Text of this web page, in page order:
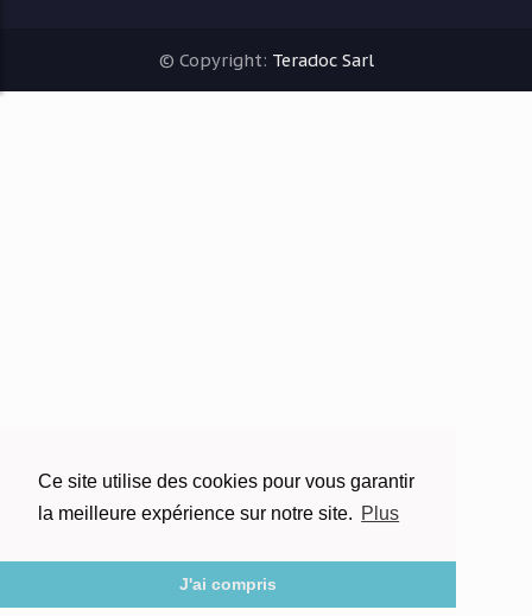
Ce site utilise des cookies pour vous garantir
la meilleure expérience sur notre site. Plus
J'ai compris
© Copyright: Teradoc Sarl